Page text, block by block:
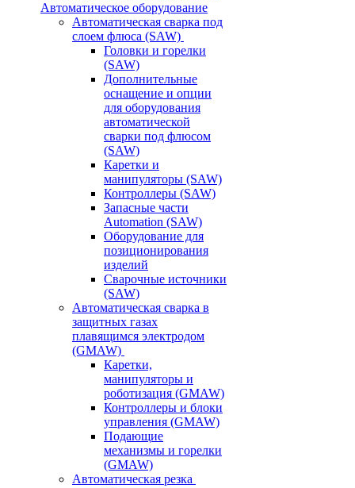
Автоматическое оборудование
Автоматическая сварка под
слоем флюса (SAW)
Головки и горелки
(SAW)
Дополнительные
оснащение и опции
для оборудования
автоматической
сварки под флюсом
(SAW)
Каретки и
манипуляторы (SAW)
Контроллеры (SAW)
Запасные части
Automation (SAW)
Оборудование для
позиционирования
изделий
Сварочные источники
(SAW)
Автоматическая сварка в
защитных газах
плавящимся электродом
(GMAW)
Каретки,
манипуляторы и
роботизация (GMAW)
Контроллеры и блоки
управления (GMAW)
Подающие
механизмы и горелки
(GMAW)
Автоматическая резка